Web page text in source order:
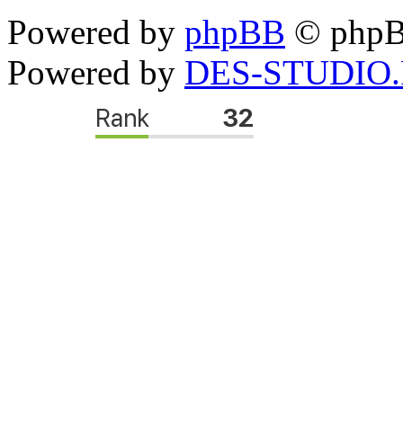
Powered by phpBB ©
Powered by DES-